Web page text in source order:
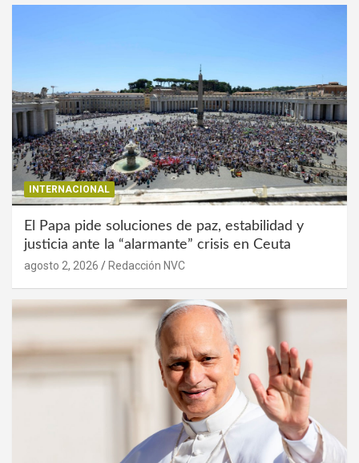
INTERNACIONAL
El Papa pide soluciones de paz, estabilidad y
justicia ante la “alarmante” crisis en Ceuta
agosto 2, 2026 Redacción NVC